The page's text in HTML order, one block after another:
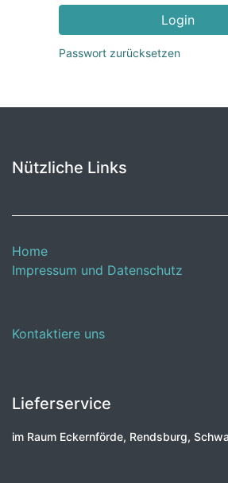
Login
Passwort zurücksetzen
Nützliche Links
Home
Impressum und Datenschutz
Kontaktiere uns
Lieferservice
im Raum Eckernförde, Rendsburg,